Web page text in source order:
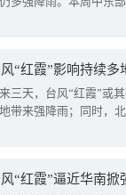
“红霞”影响持续
三天，台风“红霞”或
带来强降雨；同时，
“红霞”逼近华南